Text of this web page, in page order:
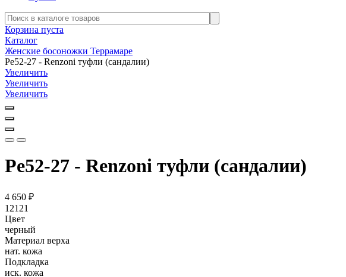
Корзина пуста
Каталог
Женские босоножки Террамаре
Ре52-27 - Renzoni туфли (сандалии)
Увеличить
Увеличить
Увеличить
Ре52-27 - Renzoni туфли (сандалии)
4 650 ₽
12121
Цвет
черный
Материал верха
нат. кожа
Подкладка
иск. кожа